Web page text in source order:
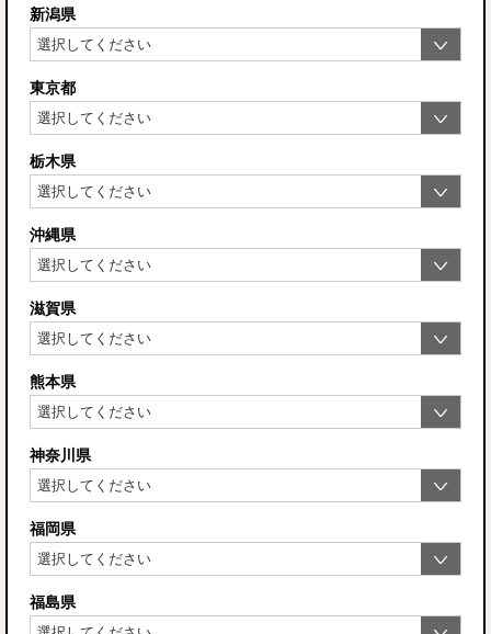
新潟県
東京都
栃木県
沖縄県
滋賀県
熊本県
神奈川県
福岡県
福島県